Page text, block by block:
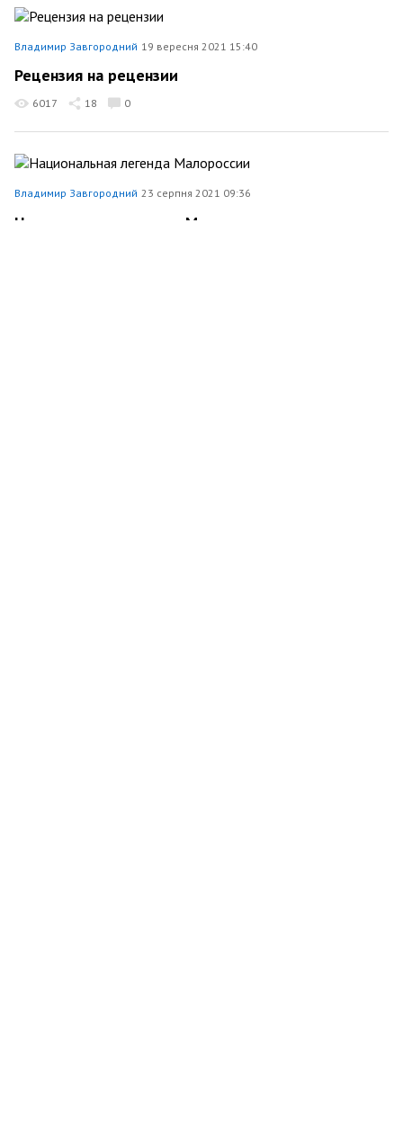
Владимир Завгородний 19 вересня 2021 15:40
Рецензия на рецензии
6017 18 0
Владимир Завгородний 23 серпня 2021 09:36
Национальная легенда Малороссии